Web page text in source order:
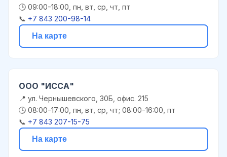
🕒 09:00-18:00, пн, вт, ср, чт, пт
📞 +7 843 200-98-14
На карте
ООО "ИССА"
📍 ул. Чернышевского, 30Б, офис. 215
🕒 08:00-17:00, пн, вт, ср, чт; 08:00-16:00, пт
📞 +7 843 207-15-75
На карте